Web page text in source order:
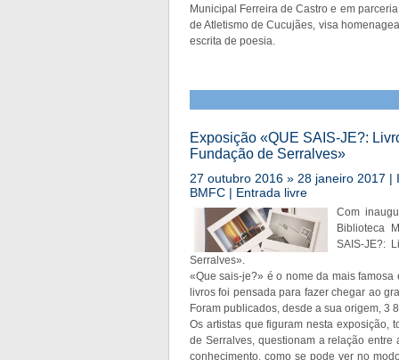
Municipal Ferreira de Castro e em
de Atletismo de Cucujães, visa
escrita de poesia.
Exposição «QUE SAIS-JE?:
Fundação de Serralves»
27 outubro 2016 » 28 janeiro 2017
BMFC | Entrada livre
Com
Biblioteca
SAIS-JE?:
Serralves».
«Que sais-je?» é o nome da mais
livros foi pensada para fazer chegar ao
Foram publicados, desde a sua origem, 3
Os artistas que figuram nesta exposição,
de Serralves, questionam a relação
conhecimento, como se pode ver no